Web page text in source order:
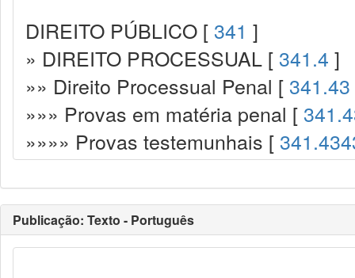
DIREITO PÚBLICO [ 341 ]
» DIREITO PROCESSUAL [ 341.4 ]
»» Direito Processual Penal [ 341.43
»»» Provas em matéria penal [
»»»» Provas testemunhais [
Publicação: Texto - Português